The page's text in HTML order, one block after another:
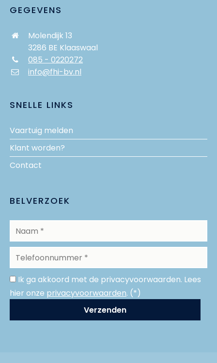
GEGEVENS
Molendijk 13
3286 BE Klaaswaal
085 - 0220272
info@fhi-bv.nl
SNELLE LINKS
Vaartuig melden
Klant worden?
Contact
BELVERZOEK
Ik ga akkoord met de privacyvoorwaarden. Lees
hier onze privacyvoorwaarden. (*)